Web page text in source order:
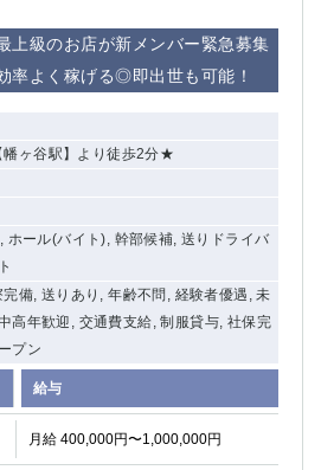
上級のお店が新メンバー緊急募集
率よく稼げる◎即出世も可能！
幡ヶ谷駅】より徒歩2分★
ホール(バイト), 幹部候補, 送りドライバ
完備, 送りあり, 年齢不問, 経験者優遇, 未
高年歓迎, 交通費支給, 制服貸与, 社保完
プン
給与
月給 400,000円〜1,000,000円